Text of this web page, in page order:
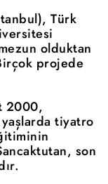
Türk
olduktan
projede
2000,
tiyatro
son